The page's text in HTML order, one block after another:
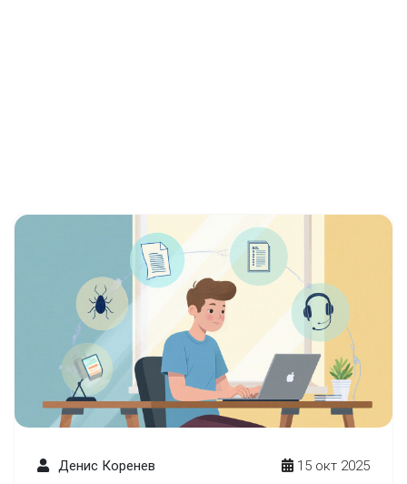
Денис Коренев 15 окт 2025